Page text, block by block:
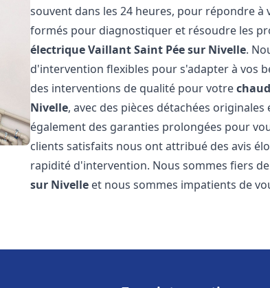
souvent dans les 24 heures, pour répondre
formés pour diagnostiquer et résoudre les
électrique VaillantSaint Pée sur Nivelle.
d'intervention flexibles pour s'adapter à vos
des interventions de qualité pour votre
Nivelle, avec des pièces détachées
également des garanties prolongées pour
clients satisfaits nous ont attribué des avis
rapidité d'intervention. Nous sommes fiers
sur Nivelle et nous sommes impatients de